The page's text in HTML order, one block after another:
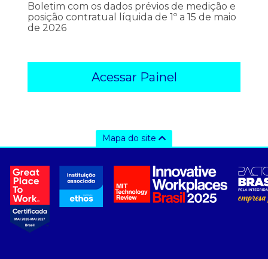
Boletim com os dados prévios de medição e
posição contratual líquida de 1º a 15 de maio
de 2026
Acessar Painel
Mapa do site
- Sobre Nós
- Governança
- Nossos Associados
- integridade, riscos e auditoria
- Relatório de Sustentabilidade 2025